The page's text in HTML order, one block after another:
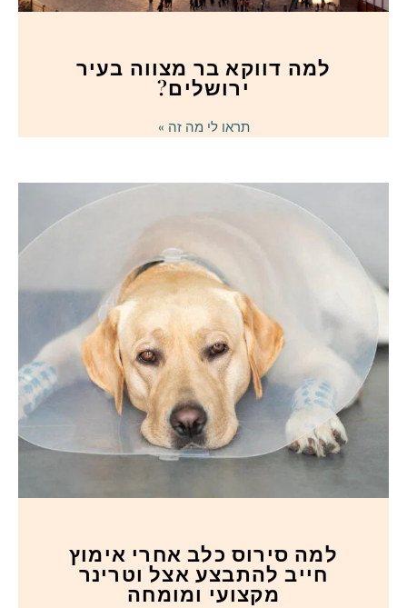
למה דווקא בר מצווה בעיר
ירושלים?
תראו לי מה זה »
למה סירוס כלב אחרי אימוץ
חייב להתבצע אצל וטרינר
מקצועי ומומחה